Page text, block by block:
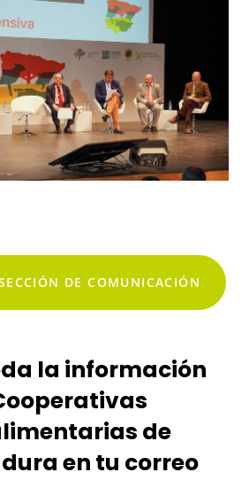
DE COMUNICACIÓN
la información
de
en tu correo